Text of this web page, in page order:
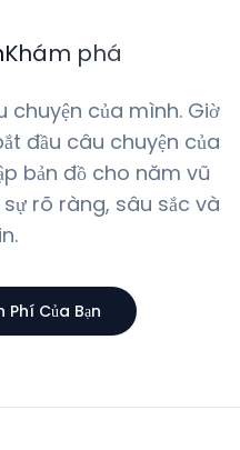
Khám phá
của mình. Giờ
đầu câu chuyện của
bản đồ cho năm vũ
rõ ràng, sâu sắc và
Phí Của Bạn